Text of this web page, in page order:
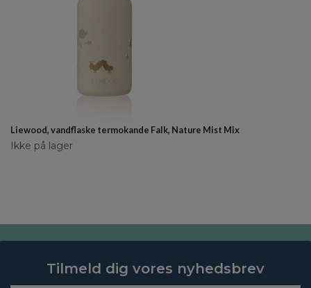
Liewood, vandflaske termokande Falk, Nature Mist Mix
Ikke på lager
Tilmeld dig vores nyhedsbrev